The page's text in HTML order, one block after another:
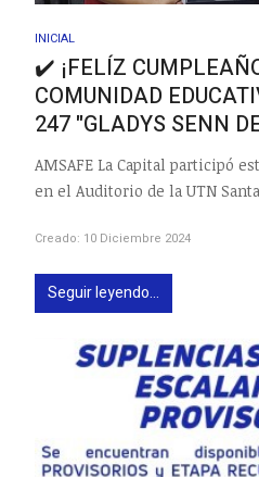
INICIAL
✔️ ¡FELÍZ
COMUNIDAD
247 "GLADYS SENN
AMSAFE La Capital participó
en el Auditorio de la UTN
Creado: 10 Diciembre 2024
Seguir leyendo...